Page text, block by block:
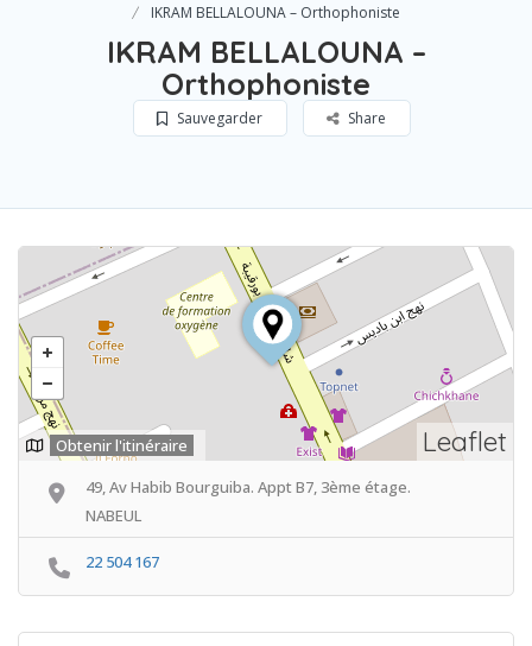
IKRAM BELLALOUNA – Orthophoniste
IKRAM BELLALOUNA –
Orthophoniste
Sauvegarder Share
Leaflet
Obtenir l'itinéraire
49, Av Habib Bourguiba. Appt B7, 3ème étage.
NABEUL
22 504 167